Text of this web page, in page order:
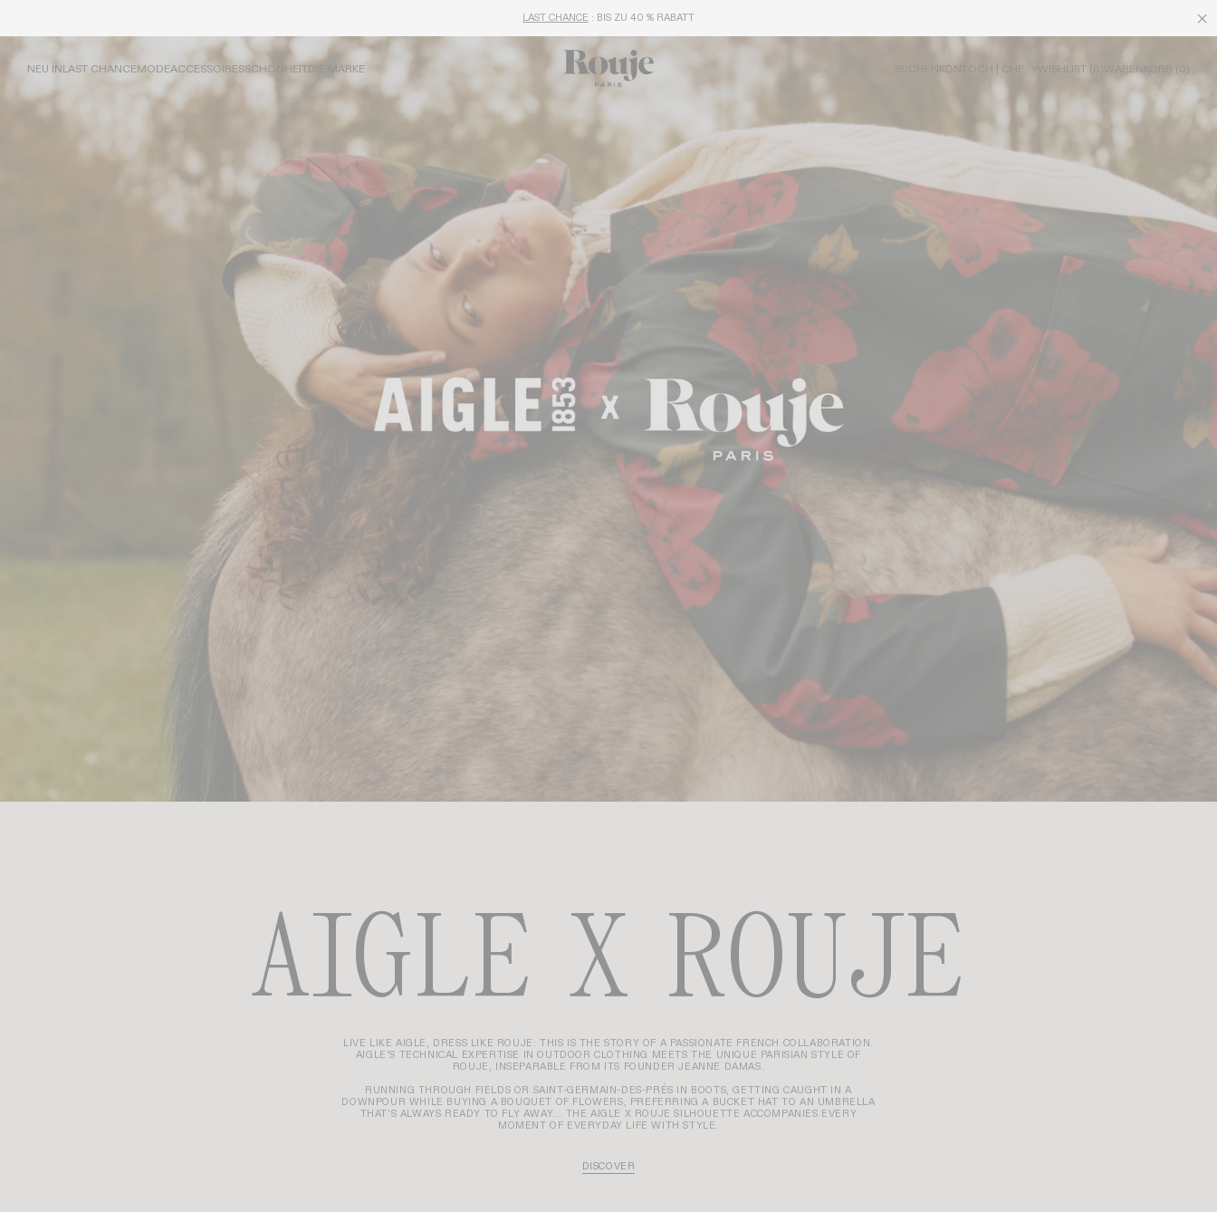
LAST CHANCE : BIS ZU 40 % RABATT
NEU INLAST CHANCEMODEACCESSOIRESSCHÖNHEITDIE MARKE SUCHENKONTOCH | CHF WISHLIST (0)WARENKORB (0 )
AIGLE X ROUJE
LIVE LIKE AIGLE, DRESS LIKE ROUJE: THIS IS THE STORY OF A PASSIONATE FRENCH COLLABORATION.
AIGLE'S TECHNICAL EXPERTISE IN OUTDOOR CLOTHING MEETS THE UNIQUE PARISIAN STYLE OF
ROUJE, INSEPARABLE FROM ITS FOUNDER JEANNE DAMAS.
RUNNING THROUGH FIELDS OR SAINT-GERMAIN-DES-PRÉS IN BOOTS, GETTING CAUGHT IN A
DOWNPOUR WHILE BUYING A BOUQUET OF FLOWERS, PREFERRING A BUCKET HAT TO AN UMBRELLA
THAT'S ALWAYS READY TO FLY AWAY... THE AIGLE X ROUJE SILHOUETTE ACCOMPANIES EVERY
MOMENT OF EVERYDAY LIFE WITH STYLE.
DISCOVER